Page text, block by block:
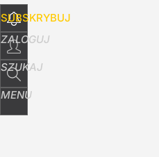
SUBSKRYBUJ
ZALOGUJ
SZUKAJ
MENU